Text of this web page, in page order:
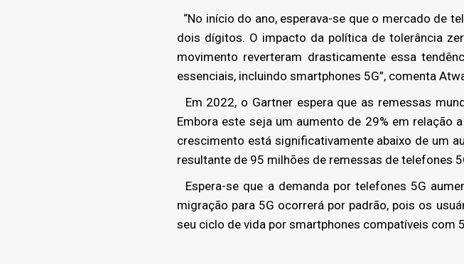
“No início do ano, esperava-se que o mercado de
dois dígitos. O impacto da política de tolerância
movimento reverteram drasticamente essa
essenciais, incluindo smartphones 5G”, comenta
Em 2022, o Gartner espera que as remessas
Embora este seja um aumento de 29% em relação
crescimento está significativamente abaixo de um
resultante de 95 milhões de remessas de telefones
Espera-se que a demanda por telefones 5G
migração para 5G ocorrerá por padrão, pois os
seu ciclo de vida por smartphones compatíveis com